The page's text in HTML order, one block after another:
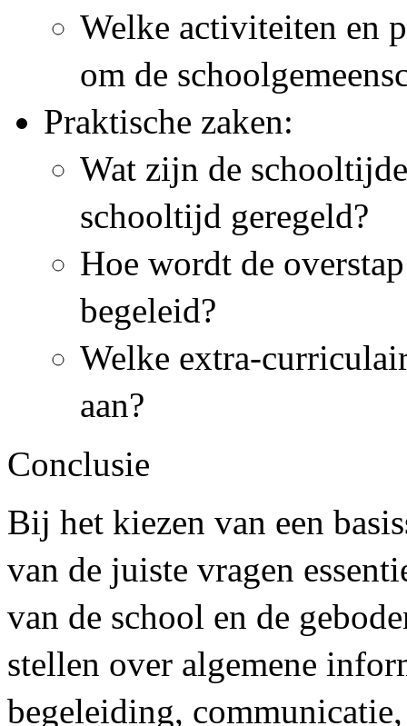
Welke activiteiten en
om de
Praktische zaken:
Wat zijn de
schooltijd geregeld?
Hoe wordt de
begeleid?
Welke extra-
aan?
Conclusie
Bij het kiezen van een
van de juiste vragen
van de school en de
stellen over algemene
begeleiding,